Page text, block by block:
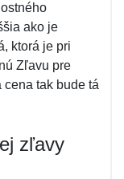
ako je
ktorá je pri
Zľavu pre
tak bude tá
zľavy